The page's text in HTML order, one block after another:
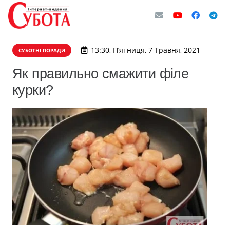
СУБОТНІ ПОРАДИ 13:30, П’ятниця, 7 Травня, 2021
Як правильно смажити філе
курки?